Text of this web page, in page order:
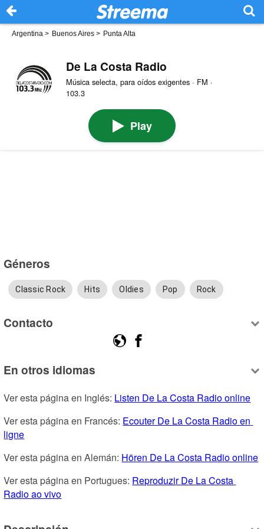
Argentina > Buenos Aires > Punta Alta
De La Costa Radio
Música selecta, para oídos exigentes · FM ·
103.3
Play
Géneros
Classic Rock Hits Oldies Pop Rock
Contacto
En otros idiomas
Ver esta página en Inglés: Listen De La Costa Radio online
Ver esta página en Francés: Ecouter De La Costa Radio en
ligne
Ver esta página en Alemán: Hören De La Costa Radio online
Ver esta página en Portugues: Reproduzir De La Costa
Radio ao vivo